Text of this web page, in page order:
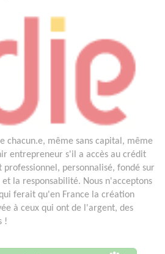
chacun.e, même sans capital, même
entrepreneur s'il a accès au crédit
personnalisé, fondé sur
la responsabilité. Nous n'acceptons
ferait qu'en France la création
à ceux qui ont de l'argent, des
!